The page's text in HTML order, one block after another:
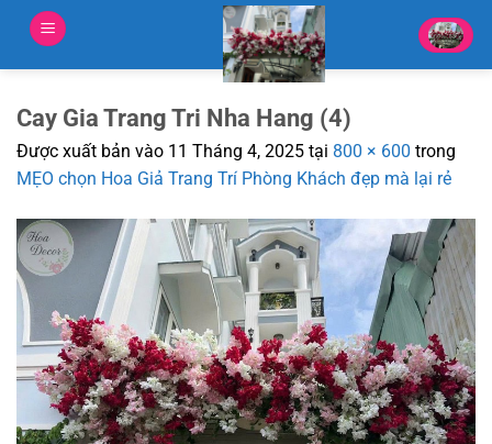
nội
Cay Gia Trang Tri Nha Hang (4)
Được xuất bản vào 11 Tháng 4, 2025 tại 800 × 600 trong
MẸO chọn Hoa Giả Trang Trí Phòng Khách đẹp mà lại rẻ